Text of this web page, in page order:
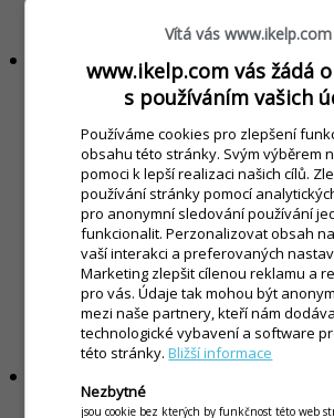
bezchybný chod našich stránek.
Funkční soubory cookie
Funkční soubory cookie nejsou
pomáhají nám vylepšit funkčnost
stránek. Jde například o
zvolených při předchozí návštěvě
rozložení obsahu, výběr lokality a
nemuseli znovu nastavovat. Pomocí
zjišťujeme, zda vám již byla
nebo poskytujeme informace z vaší
pokud souhlasíte se sdílením těchto
použití těchto cookies záleží
nastavení, jejich případným
o některé služby, které bychom
Reklamní soubory cookie můžeme
Vítá vás www.ikelp.com
www.ikelp.com vás žádá
s používáním vašich
Používáme cookies pro zlepšení
obsahu této stránky. Svým výběrem
pomoci k lepší realizaci našich cílů.
používání stránky pomocí
pro anonymní sledování používání
funkcionalit. Perzonalizovat obsah
vaší interakci a preferovaných
Marketing zlepšit cílenou reklamu a
pro vás. Údaje tak mohou být
mezi naše partnery, kteří nám
technologické vybavení a software
této stránky.Bližší informace
Nezbytné
jsou cookie bez kterých by funkčnost této web